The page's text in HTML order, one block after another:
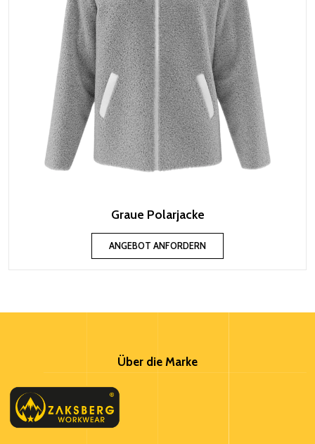
Graue Polarjacke
ANGEBOT ANFORDERN
Über die Marke